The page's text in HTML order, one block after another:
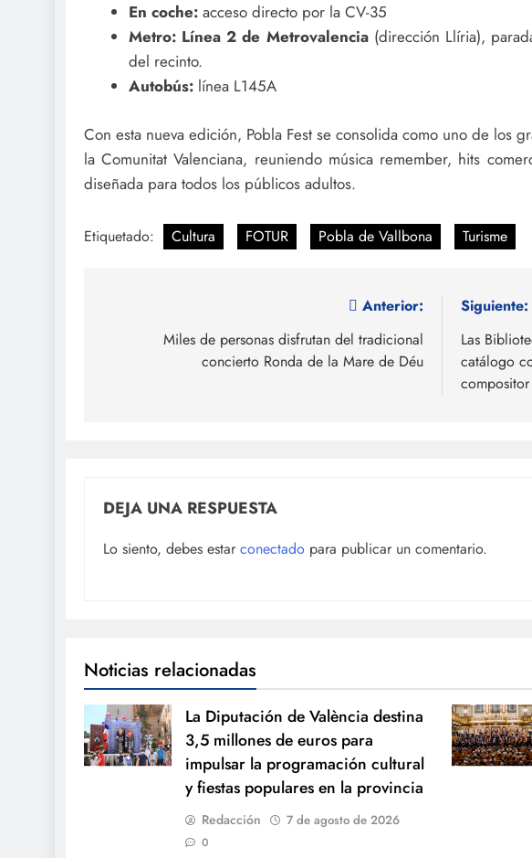
En coche:acceso directo por la CV-35
Metro: Línea 2 de Metrovalencia(dirección Llíria),
del recinto.
Autobús:línea L145A
Con esta nueva edición, Pobla Fest se consolida como uno de los
la Comunitat Valenciana, reuniendo música remember, hits
diseñada para todos los públicos adultos.
Etiquetado: Cultura FOTUR Pobla de Vallbona Turisme
Anterior:
Miles de personas disfrutan del tradicional
concierto Ronda de la Mare de Déu
Siguiente:
Las
catálogo
compositor
DEJA UNA RESPUESTA
Lo siento, debes estar conectado para publicar un comentario.
Noticias relacionadas
La Diputación de València destina
3,5 millones de euros para
impulsar la programación cultural
y fiestas populares en la provincia
Redacción 7 de agosto de 2026
0